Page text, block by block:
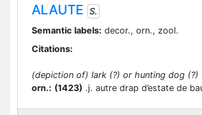
ALAUTE S.
Semantic labels: decor., orn., zool.
Citations:
(depiction of) lark (?) or hunting dog (?)
orn.: (1423) .j. autre drap d’estate de